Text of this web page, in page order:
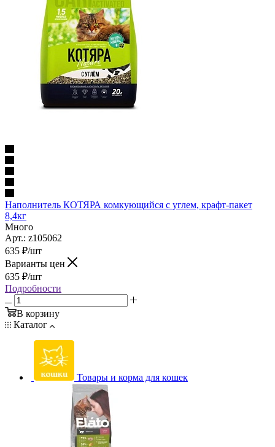
Наполнитель КОТЯРА комкующийся с углем, крафт-пакет
8,4кг
Много
Арт.: z105062
635 ₽/шт
Варианты цен
635 ₽/шт
Подробности
В корзину
Каталог
Товары и корма для кошек